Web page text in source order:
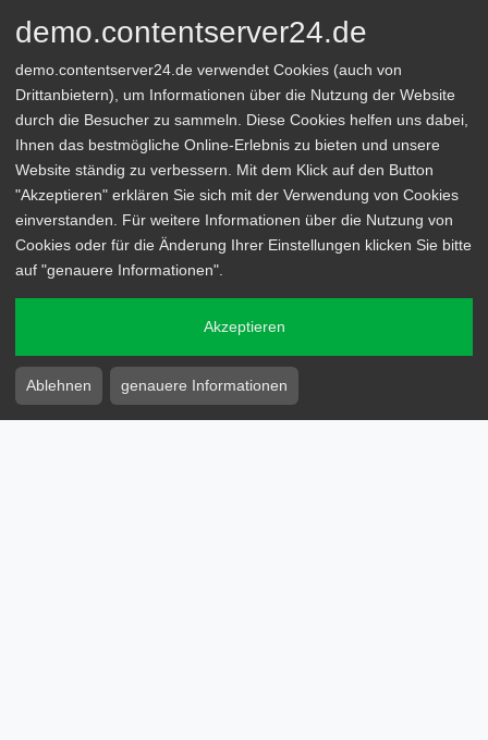
Seit 2001 entwickeln wir Webseiten, Branchenlösungen und
realisieren Projekte unserer zahlreichen Kunden. Unser Team aus
gut ausgebildeten Programmieren und Gestaltern kann auf viel
Know-how und Erfahrung zurückgreifen, wenn es darum geht
neue Projekte zu verwirklichen.
atrego
Brennstoffboerse
Interessantes
demo.contentserver24.de
demo.contentserver24.de verwendet Cookies (auch von
Drittanbietern), um Informationen über die Nutzung der Website
durch die Besucher zu sammeln. Diese Cookies helfen uns dabei,
Ihnen das bestmögliche Online-Erlebnis zu bieten und unsere
Website ständig zu verbessern. Mit dem Klick auf den Button
"Akzeptieren" erklären Sie sich mit der Verwendung von Cookies
einverstanden. Für weitere Informationen über die Nutzung von
Cookies oder für die Änderung Ihrer Einstellungen klicken Sie bitte
auf "genauere Informationen".
Akzeptieren
Ablehnen genauere Informationen